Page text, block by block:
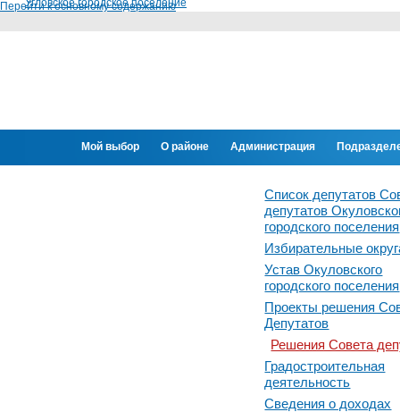
Перейти к основному содержанию
Угловское городское поселение
Мой выбор О районе Администрация
Список депутатов
депутатов
городского поселения
Избирательные
Устав Окуловского
городского поселения
Проекты решения
Депутатов
Решения Совета
Градостроительная
деятельность
Сведения о доходах